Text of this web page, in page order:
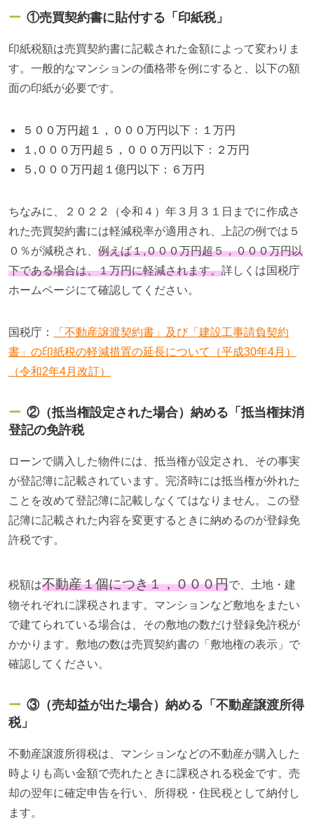
①売買契約書に貼付する「印紙税」
印紙税額は売買契約書に記載された金額によって変わりま
す。一般的なマンションの価格帯を例にすると、以下の額
面の印紙が必要です。
５００万円超１，０００万円以下：１万円
１ , ０００万円超５，０００万円以下：２万円
５ , ０００万円超１億円以下：６万円
ちなみに、２０２２（令和４）年３月３１日までに作成さ
れた売買契約書には軽減税率が適用され、上記の例では５
０％が減税され、 例えば１,０００万円超５，０００万円以
下である場合は、１万円に軽減されます。詳しくは国税庁
ホームページにて確認してください。
国税庁：
「不動産譲渡契約書」及び「建設工事請負契約
書」の印紙税の軽減措置の延長について（平成30年4月）
（令和2年4月改訂）
②（抵当権設定された場合）納める「抵当権抹消
登記の免許税
ローンで購入した物件には、抵当権が設定され、その事実
が登記簿に記載されています。完済時には抵当権が外れた
ことを改めて登記簿に記載しなくてはなりません。この登
記簿に記載された内容を変更するときに納めるのが登録免
許税です。
税額は不動産１個につき１，０００円で、土地・建
物それぞれに課税されます。マンションなど敷地をまたい
で建てられている場合は、その敷地の数だけ登録免許税が
かかります。敷地の数は売買契約書の「敷地権の表示」で
確認してください。
③（売却益が出た場合）納める「不動産譲渡所得
税」
不動産譲渡所得税は、マンションなどの不動産が購入した
時よりも高い金額で売れたときに課税される税金です。売
却の翌年に確定申告を行い、所得税・住民税として納付し
ます。